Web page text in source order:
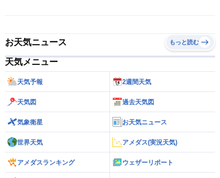
お天気ニュース もっと読む
天気メニュー
天気予報 2週間天気
天気図 過去天気図
気象衛星 お天気ニュース
世界天気 アメダス(実況天気)
アメダスランキング ウェザーリポート